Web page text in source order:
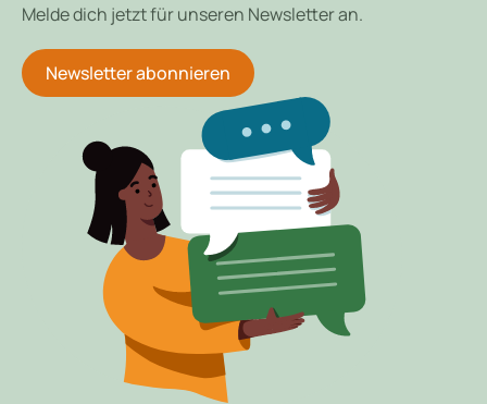
Melde dich jetzt für unseren Newsletter an.
Newsletter abonnieren